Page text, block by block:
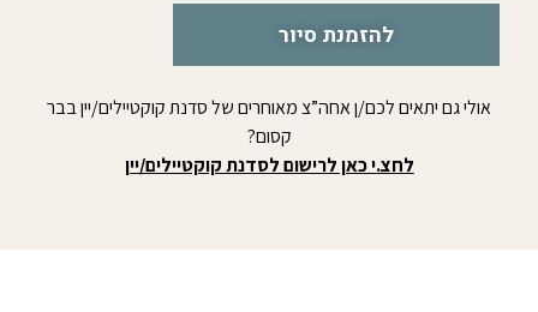
להזמנת סיור
אולי גם יתאים לכם/ן אחה”צ מאוחרים של סדנת קוקטיילים/יין בבר
קסום?
לחצ.י כאן לרישום לסדנת קוקטיילים/יין